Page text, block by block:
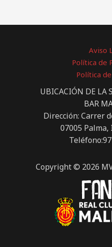
Aviso
Política de
Política
UBICACIÓN DE LA
BAR
Dirección: Carrer
07005
Copyright © 2026